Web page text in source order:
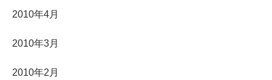
2010年4月
2010年3月
2010年2月